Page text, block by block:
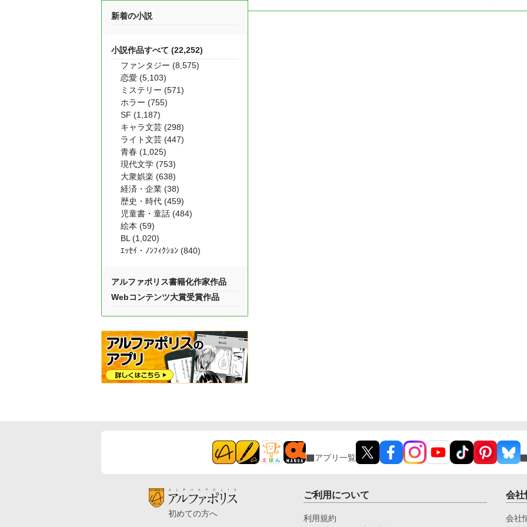
新着の小説
小説作品すべて (22,252)
ファンタジー (8,575)
恋愛 (5,103)
ミステリー (571)
ホラー (755)
SF (1,187)
キャラ文芸 (298)
ライト文芸 (447)
青春 (1,025)
現代文学 (753)
大衆娯楽 (638)
経済・企業 (38)
歴史・時代 (459)
児童書・童話 (484)
絵本 (59)
BL (1,020)
ｴｯｾｲ・ﾉﾝﾌｨｸｼｮﾝ (840)
アルファポリス書籍化作家作品
Webコンテンツ大賞受賞作品
アプリ一覧
初めての方へ
ご利用について
利用規約
会社
会社